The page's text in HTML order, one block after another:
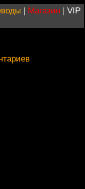
| Магазин | VIP